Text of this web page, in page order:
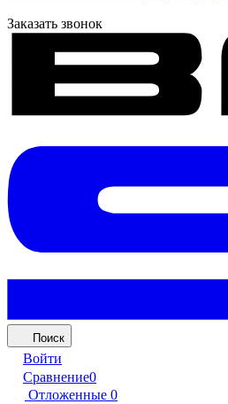
Заказать звонок
Поиск
Войти
Сравнение0
Отложенные 0